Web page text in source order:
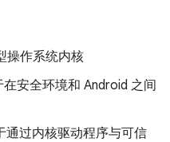
操作系统内核
安全环境和 Android 之间
通过内核驱动程序与可信